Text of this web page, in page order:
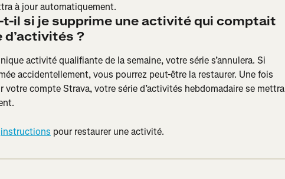
à jour automatiquement.
t-il si je supprime une activité qui comptait
d’activités ?
activité qualifiante de la semaine, votre série s’annulera. Si
accidentellement, vous pourrez peut-être la restaurer. Une fois
votre compte Strava, votre série d’activités hebdomadaire se mettra
instructions pour restaurer une activité.